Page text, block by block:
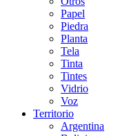
Papel
Piedra
Planta
Tela
Tinta
Tintes
Vidrio
Voz
Territorio
Argentina